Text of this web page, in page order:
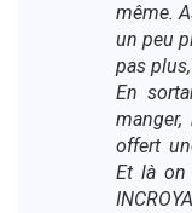
même.
un peu
pas
En
offert
Et là on